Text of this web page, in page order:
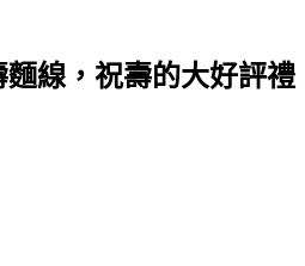
線，祝壽的大好評禮